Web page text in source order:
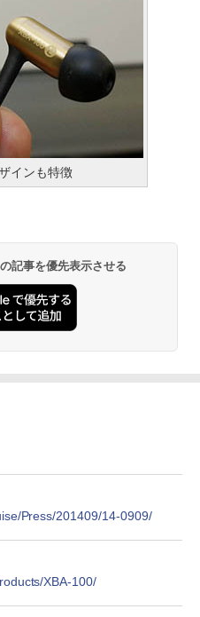
インも特徴
記事を優先表示させる
Press/201409/14-0909/
XBA-100/